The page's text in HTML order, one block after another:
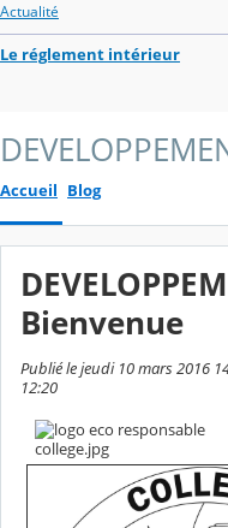
Actualité
Le réglement intérieur
Accueil Blog
Bienvenue
Publié le jeudi 10 mars 2016
12:20